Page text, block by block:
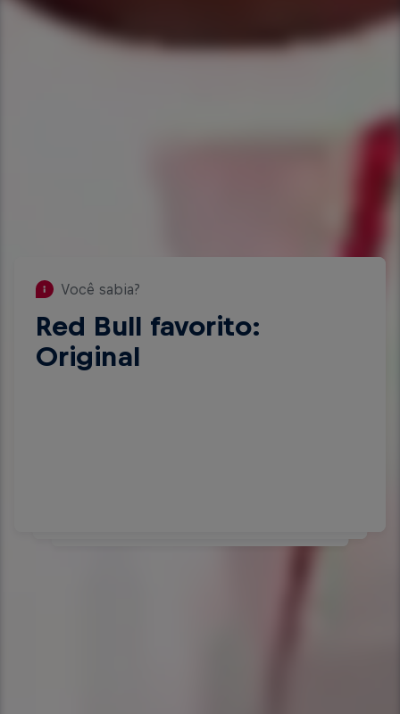
Você sabia?
Red Bull favorito:
Original
Você sabia?
Hobbies: jogar sinuca e